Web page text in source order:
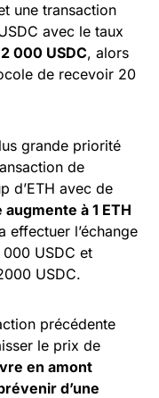
une transaction
avec le taux
000 USDC, alors
de recevoir 20
grande priorité
de
d’ETH avec de
à 1 ETH
effectuer l’échange
USDC et
USDC.
précédente
le prix de
en amont
d’une